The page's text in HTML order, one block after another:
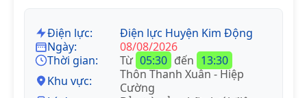
Điện lực:
Điện lực Huyện Kim Động
Ngày:
08/08/2026
Thời gian:
Từ 05:30 đến 13:30
Khu vực:
Thôn Thanh Xuân - Hiệp
Cường